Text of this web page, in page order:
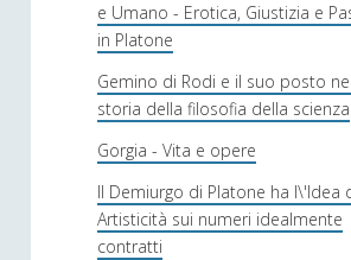
e Umano - Erotica, Giustizia e
in Platone
Gemino di Rodi e il suo posto
storia della filosofia della scienza
Gorgia - Vita e opere
Il Demiurgo di Platone ha l\'Idea
Artisticità sui numeri idealmente
contratti